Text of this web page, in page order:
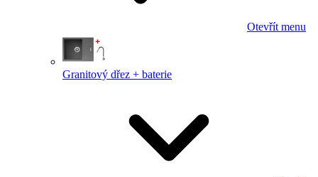
Otevřít menu
Granitový dřez + baterie